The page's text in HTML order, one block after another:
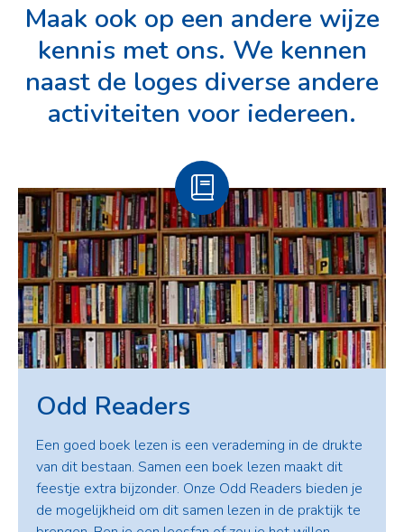
Maak ook op een andere wijze
kennis met ons. We kennen
naast de loges diverse andere
activiteiten voor iedereen.
Odd Readers
Een goed boek lezen is een verademing in de drukte
van dit bestaan. Samen een boek lezen maakt dit
feestje extra bijzonder. Onze Odd Readers bieden je
de mogelijkheid om dit samen lezen in de praktijk te